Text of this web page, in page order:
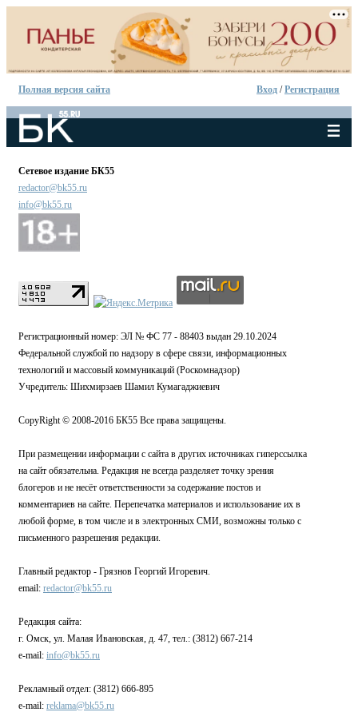
Полная версия сайта Вход /Регистрация
Сетевое издание БК55
redactor@bk55.ru
info@bk55.ru
Регистрационный номер: ЭЛ № ФС 77 - 88403 выдан 29.10.2024
Федеральной службой по надзору в сфере связи, информационных
технологий и массовый коммуникаций (Роскомнадзор)
Учредитель: Шихмирзаев Шамил Кумагаджиевич
CopyRight © 2008-2016 БК55 Все права защищены.
При размещении информации с сайта в других источниках гиперссылка
на сайт обязательна. Редакция не всегда разделяет точку зрения
блогеров и не несёт ответственности за содержание постов и
комментариев на сайте. Перепечатка материалов и использование их в
любой форме, в том числе и в электронных СМИ, возможны только с
письменного разрешения редакции.
Главный редактор - Грязнов Георгий Игоревич.
email: redactor@bk55.ru
Редакция сайта:
г. Омск, ул. Малая Ивановская, д. 47, тел.: (3812) 667-214
e-mail: info@bk55.ru
Рекламный отдел: (3812) 666-895
e-mail: reklama@bk55.ru